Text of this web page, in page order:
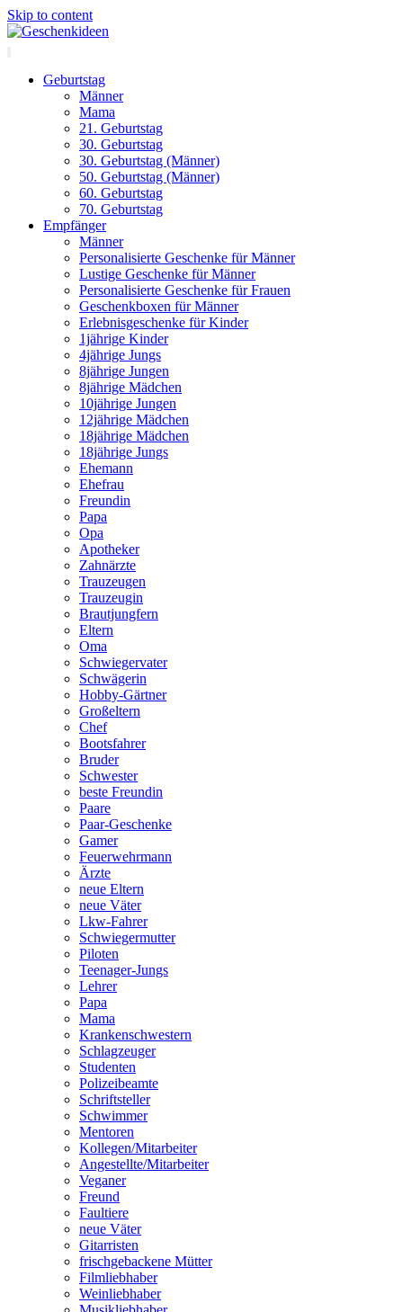
Skip to content
Geburtstag
Männer
Mama
21. Geburtstag
30. Geburtstag
30. Geburtstag (Männer)
50. Geburtstag (Männer)
60. Geburtstag
70. Geburtstag
Empfänger
Männer
Personalisierte Geschenke für Männer
Lustige Geschenke für Männer
Personalisierte Geschenke für Frauen
Geschenkboxen für Männer
Erlebnisgeschenke für Kinder
1jährige Kinder
4jährige Jungs
8jährige Jungen
8jährige Mädchen
10jährige Jungen
12jährige Mädchen
18jährige Mädchen
18jährige Jungs
Ehemann
Ehefrau
Freundin
Papa
Opa
Apotheker
Zahnärzte
Trauzeugen
Trauzeugin
Brautjungfern
Eltern
Oma
Schwiegervater
Schwägerin
Hobby-Gärtner
Großeltern
Chef
Bootsfahrer
Bruder
Schwester
beste Freundin
Paare
Paar-Geschenke
Gamer
Feuerwehrmann
Ärzte
neue Eltern
neue Väter
Lkw-Fahrer
Schwiegermutter
Piloten
Teenager-Jungs
Lehrer
Papa
Mama
Krankenschwestern
Schlagzeuger
Studenten
Polizeibeamte
Schriftsteller
Schwimmer
Mentoren
Kollegen/Mitarbeiter
Angestellte/Mitarbeiter
Veganer
Freund
Faultiere
neue Väter
Gitarristen
frischgebackene Mütter
Filmliebhaber
Weinliebhaber